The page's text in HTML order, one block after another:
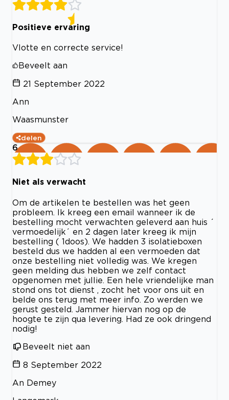
Positieve ervaring
Vlotte en correcte service!
Beveelt aan
21 September 2022
Ann
Waasmunster
delen
6
Niet als verwacht
Om de artikelen te bestellen was het geen
probleem. Ik kreeg een email wanneer ik de
bestelling mocht verwachten geleverd aan huis ´
vermoedelijk´ en 2 dagen later kreeg ik mijn
bestelling ( 1doos). We hadden 3 isolatieboxen
besteld dus we hadden al een vermoeden dat
onze bestelling niet volledig was. We kregen
geen melding dus hebben we zelf contact
opgenomen met jullie. Een hele vriendelijke man
stond ons tot dienst , zocht het voor ons uit en
belde ons terug met meer info. Zo werden we
gerust gesteld. Jammer hiervan nog op de
hoogte te zijn qua levering. Had ze ook dringend
nodig!
Beveelt niet aan
8 September 2022
An Demey